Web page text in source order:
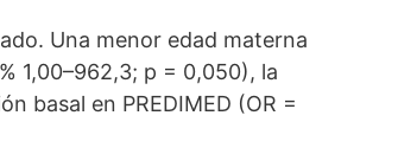
Una menor edad materna
1,00–962,3; p = 0,050), la
basal en PREDIMED (OR =